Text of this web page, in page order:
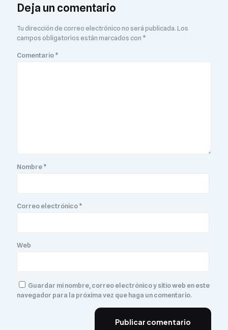
Deja un comentario
Tu dirección de correo electrónico no será publicada.Los
campos obligatorios están marcados con *
Comentario*
Nombre*
Correo electrónico*
Web
Guardar mi nombre, correo electrónico y sitio web en este
navegador para la próxima vez que haga un comentario.